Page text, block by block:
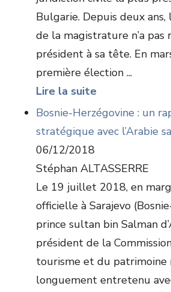
Bulgarie. Depuis deux
de la magistrature n’a pas
président à sa tête. En
première élection ...
Lire la suite
Bosnie-Herzégovine : un
stratégique avec l’Arabie
06/12/2018
Stéphan ALTASSERRE
Le 19 juillet 2018, en
officielle à Sarajevo
prince sultan bin Salman
président de la
tourisme et du patrimoine
longuement entretenu